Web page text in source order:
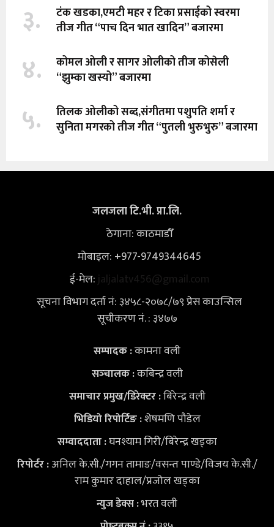
३.
टंक खडका,एमटी महर र टिका प्रसाईको स्वरमा
तीज गीत “पाच दिन भात खादिन” बजारमा
४.
कोमल ओली र सागर ओलीको तीज कोसेली
“झुम्का खस्यो” बजारमा
५.
तिलक ओलीको सब्द,संगीतमा पशुपति शर्मा र
सुनिता मगरको तीज गीत “पुतली भुरुभुरु” बजारमा
जलजला टि.भी. प्रा.लि.
ठेगाना: काठमाडौँ
मोबाइल: +977-9749344645
ई-मेल: jaljalatv456@gmail.com
सूचना विभाग दर्ता नं: ३४५८-२०७८/७९ प्रेस काउन्सिल
सूचीकरण नं. : ३४७७
सम्पादक :कामना वली
सञ्‍चालक :कबिन्द्र वली
समाचार प्रमुख/डिरेक्टर :बिरेन्द्र वली
भिडियोरिपोर्टिङ :शेषमणि पौडेल
सम्वाददाता :घनश्याम गिरी/बिरेन्द्र खड्का
रिपोर्टर :अनिल के.सी./गगन तामाङ/वसन्त पाण्डे/विजय के.सी./
राम कुमार दाहाल/प्रजोल खड्का
न्युज डेक्स:भरत वली